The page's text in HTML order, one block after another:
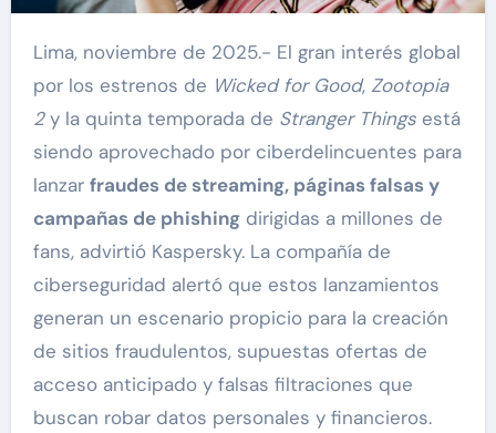
Lima, noviembre de 2025.- El gran interés global
por los estrenos de Wicked for Good, Zootopia
2y la quinta temporada de Stranger Thingsestá
siendo aprovechado por ciberdelincuentes para
lanzar fraudes de streaming, páginas falsas y
campañas de phishingdirigidas a millones de
fans, advirtió Kaspersky. La compañía de
ciberseguridad alertó que estos lanzamientos
generan un escenario propicio para la creación
de sitios fraudulentos, supuestas ofertas de
acceso anticipado y falsas filtraciones que
buscan robar datos personales y financieros.